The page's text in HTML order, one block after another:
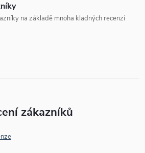
na základě mnoha kladných recenzí
zákazníků